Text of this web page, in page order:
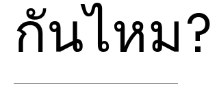
ต้นฉบับ คุณจะส่ง
พลังงานและ Attuneไป
ให้ใครก็ได้ แต่ไม่สามารถ
กันไหม?